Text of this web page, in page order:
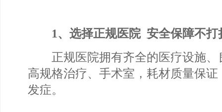
1、选择正规医院 安全保障不打
正规医院拥有齐全的医疗设施、
高规格治疗、手术室，耗材质量保
发症。